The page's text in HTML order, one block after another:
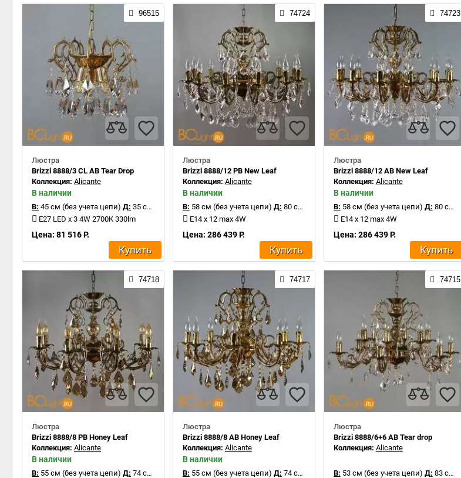
96515
Люстра
Brizzi 8888/3 CL AB Tear Drop
Коллекция: Alicante
В наличии
В: 45 см (без учета цепи) Д: 35 см
E27 LED x 3 4W 2700K 330lm
Цена: 81 516 Р.
Купить
74724
Люстра
Brizzi 8888/12 PB New Leaf
Коллекция: Alicante
В наличии
В: 58 см (без учета цепи) Д: 80 см
E14 x 12 max 4W
Цена: 286 439 Р.
Купить
74723
Люстра
Brizzi 8888/12 AB New Leaf
Коллекция: Alicante
В наличии
В: 58 см (без учета цепи) Д: 80 см
E14 x 12 max 4W
Цена: 286 439 Р.
Купить
74718
Люстра
Brizzi 8888/8 PB Honey Leaf
Коллекция: Alicante
В наличии
В: 55 см (без учета цепи) Д: 74 см
74717
Люстра
Brizzi 8888/8 AB Honey Leaf
Коллекция: Alicante
В наличии
В: 55 см (без учета цепи) Д: 74 см
74715
Люстра
Brizzi 8888/6+6 AB Tear drop
Коллекция: Alicante
В: 53 см (без учета цепи) Д: 83 см